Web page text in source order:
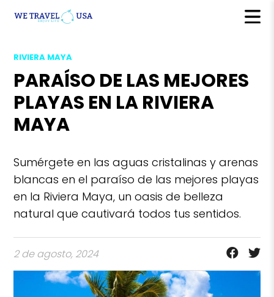
RIVIERA MAYA
PARAÍSO DE LAS MEJORES
PLAYAS EN LA RIVIERA
MAYA
Sumérgete en las aguas cristalinas y arenas
blancas en el paraíso de las mejores playas
en la Riviera Maya, un oasis de belleza
natural que cautivará todos tus sentidos.
2 de agosto, 2024